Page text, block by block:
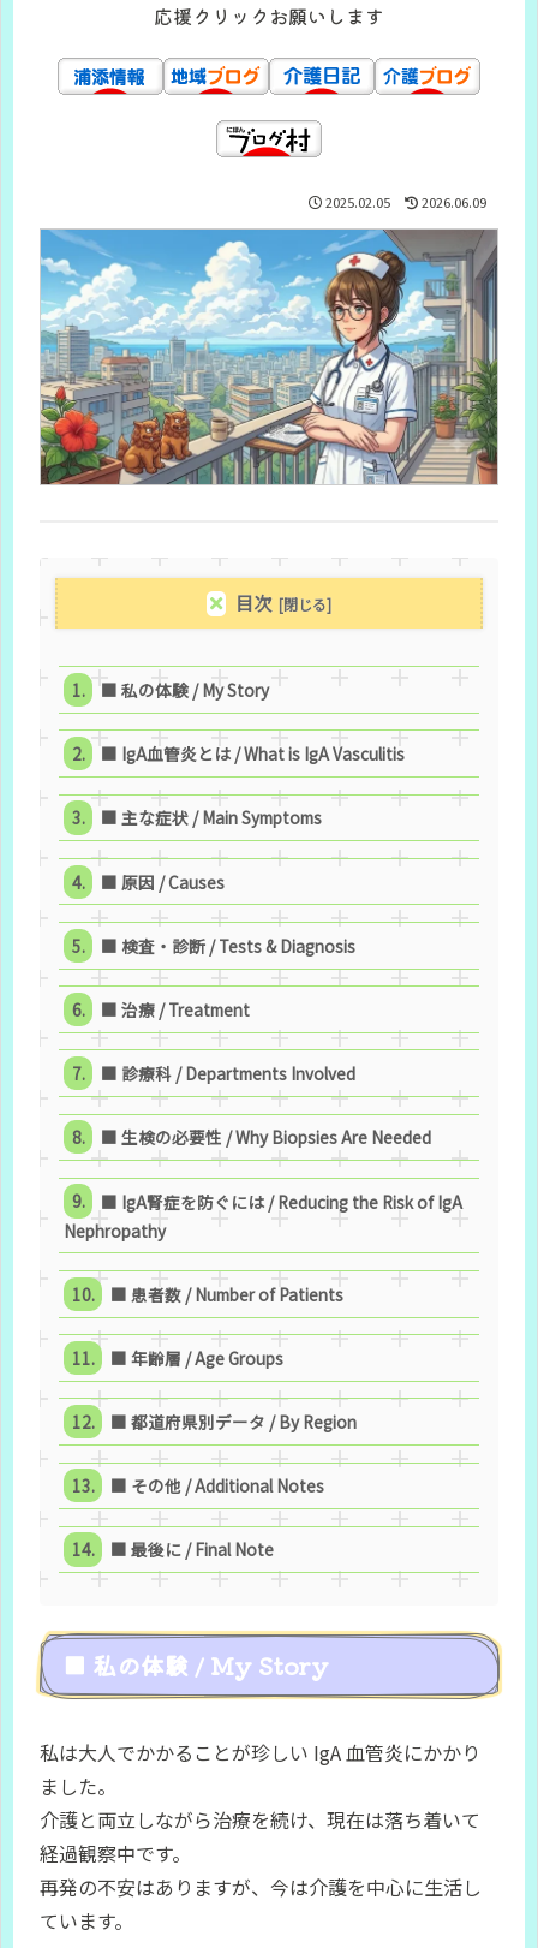
応援クリックお願いします
2025.02.05 2026.06.09
目次
■ 私の体験 / My Story
■ IgA血管炎とは / What is IgA Vasculitis
■ 主な症状 / Main Symptoms
■ 原因 / Causes
■ 検査・診断 / Tests & Diagnosis
■ 治療 / Treatment
■ 診療科 / Departments Involved
■ 生検の必要性 / Why Biopsies Are Needed
■ IgA腎症を防ぐには / Reducing the Risk of IgA
Nephropathy
■ 患者数 / Number of Patients
■ 年齢層 / Age Groups
■ 都道府県別データ / By Region
■ その他 / Additional Notes
■ 最後に / Final Note
■ 私の体験 / My Story
私は大人でかかることが珍しい IgA 血管炎にかかり
ました。
介護と両立しながら治療を続け、現在は落ち着いて
経過観察中です。
再発の不安はありますが、今は介護を中心に生活し
ています。